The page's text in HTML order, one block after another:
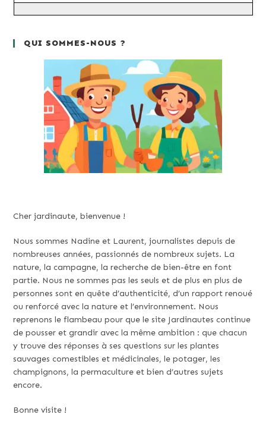
QUI SOMMES-NOUS ?
Cher jardinaute, bienvenue !
Nous sommes Nadine et Laurent, journalistes depuis de
nombreuses années, passionnés de nombreux sujets. La
nature, la campagne, la recherche de bien-être en font
partie. Nous ne sommes pas les seuls et de plus en plus de
personnes sont en quête d’authenticité, d’un rapport renoué
ou renforcé avec la nature et l’environnement. Nous
reprenons le flambeau pour que le site Jardinautes continue
de pousser et grandir avec la même ambition : que chacun
y trouve des réponses à ses questions sur les plantes
sauvages comestibles et médicinales, le potager, les
champignons, la permaculture et bien d’autres sujets
encore.
Bonne visite !